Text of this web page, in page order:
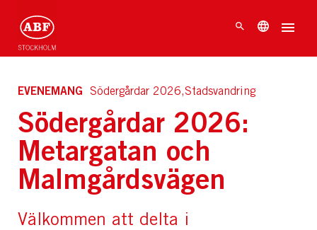
EVENEMANG Södergårdar 2026,Stadsvandring
Södergårdar 2026:
Metargatan och
Malmgårdsvägen
Välkommen att delta i